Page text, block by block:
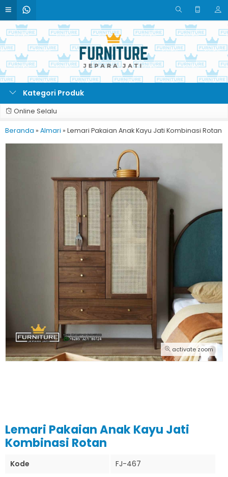
Kategori Produk
Online Selalu
Beranda » Almari » Lemari Pakaian Anak Kayu Jati Kombinasi Rotan
activate zoom
Lemari Pakaian Anak Kayu Jati
Kombinasi Rotan
Kode
FJ-467